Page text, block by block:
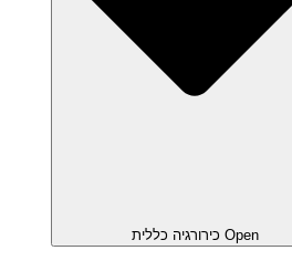
Open כירורגיה כללית